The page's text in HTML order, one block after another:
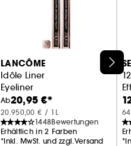
LANCÔME
Idôle Liner
Eyeliner
Ab20,95 €*
20.950,00 € / 1L
1448Bewertungen
Erhältlich in 2 Farben
*Inkl. MwSt. und zzgl.Versand